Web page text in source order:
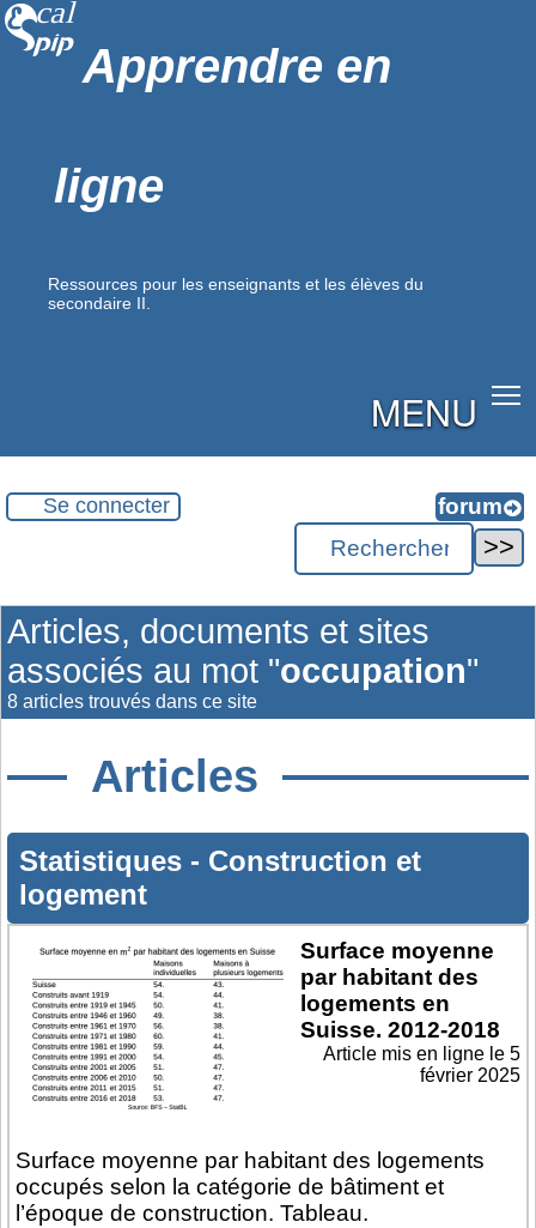
Apprendre en
ligne
Ressources pour les enseignants et les élèves du
secondaire II.
MENU
Se connecter
Articles, documents et sites
associés au mot "occupation"
8 articles trouvés dans ce site
Articles
Statistiques - Construction et
logement
Surface moyenne
par habitant des
logements en
Suisse. 2012-2018
Surface moyenne par habitant des logements
occupés selon la catégorie de bâtiment et
l’époque de construction. Tableau.
Article mis en ligne le 5
février 2025